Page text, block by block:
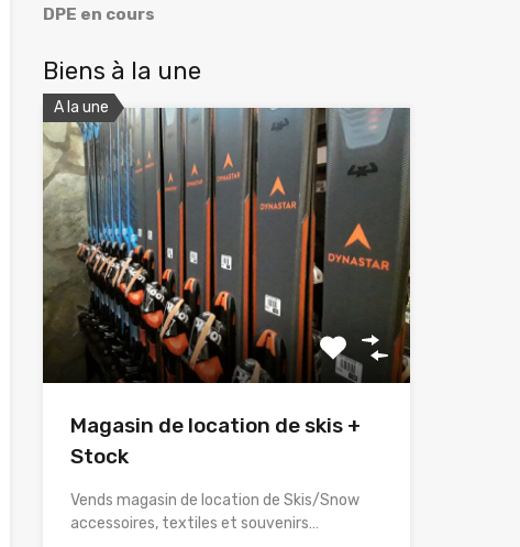
DPE en cours
Biens à la une
A la une
Magasin de location de skis +
Stock
Vends magasin de location de Skis/Snow
accessoires, textiles et souvenirs…